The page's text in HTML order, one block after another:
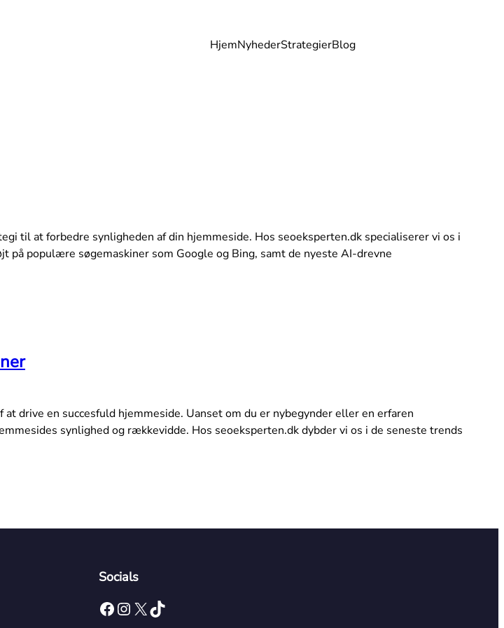
HjemNyhederStrategierBlog
til at forbedre synligheden af din hjemmeside. Hos seoeksperten.dk specialiserer vi os i
populære søgemaskiner som Google og Bing, samt de nyeste AI-drevne
drive en succesfuld hjemmeside. Uanset om du er nybegynder eller en erfaren
synlighed og rækkevidde. Hos seoeksperten.dk dybder vi os i de seneste trends
Socials
Facebook Instagram X TikTok